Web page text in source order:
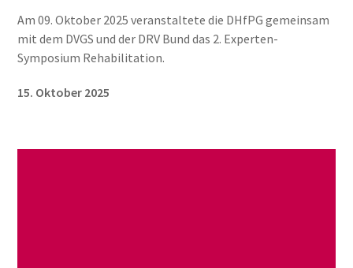
Am 09. Oktober 2025 veranstaltete die DHfPG gemeinsam
mit dem DVGS und der DRV Bund das 2. Experten-
Symposium Rehabilitation.
15. Oktober 2025